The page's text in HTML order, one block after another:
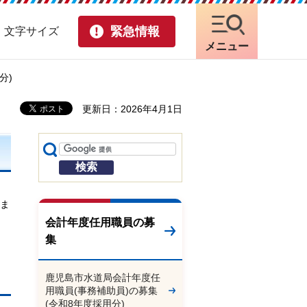
文字サイズ 緊急情報
メニュー
)
更新日：2026年4月1日
会計年度任用職員の募
集
鹿児島市水道局会計年度任
用職員(事務補助員)の募集
(令和8年度採用分)